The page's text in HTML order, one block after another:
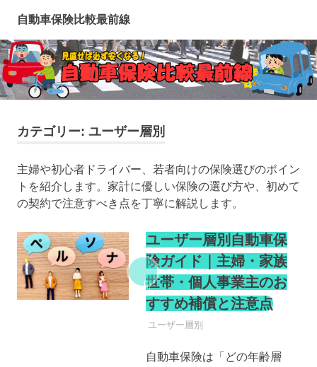
テ
ン
ツ
へ
自動車保険比較最前線
カテゴリー: ユーザー層別
主婦や初心者ドライバー、若者向けの保険選びのポイン
トを紹介します。家計に優しい保険の選び方や、初めて
の契約で注意すべき点を丁寧に解説します。
ユーザー層別自動車保
険ガイド｜主婦・家族
世帯・個人事業主のお
すすめ補償と注意点
自動車保険
ユーザー層別
自動車保険は「どの年齢層